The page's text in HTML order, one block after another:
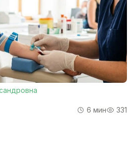
6 мин 331